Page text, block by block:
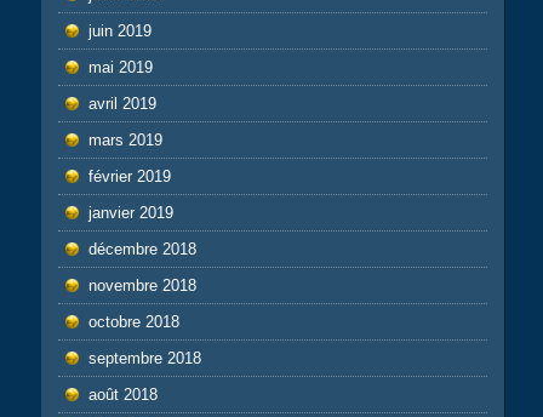
juin 2019
mai 2019
avril 2019
mars 2019
février 2019
janvier 2019
décembre 2018
novembre 2018
octobre 2018
septembre 2018
août 2018